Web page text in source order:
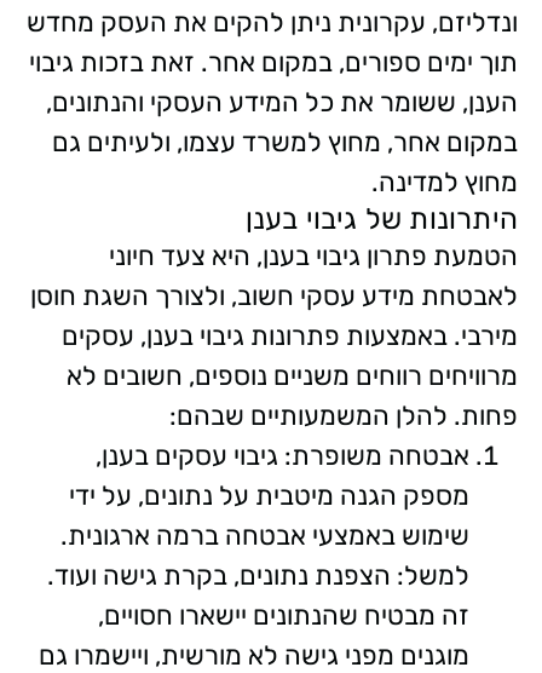
ונדליזם, עקרונית ניתן להקים את העסק מחדש
תוך ימים ספורים, במקום אחר. זאת בזכות גיבוי
הענן, ששומר את כל המידע העסקי והנתונים,
במקום אחר, מחוץ למשרד עצמו, ולעיתים גם
מחוץ למדינה.
היתרונות של גיבוי בענן
הטמעת פתרון גיבוי בענן, היא צעד חיוני
לאבטחת מידע עסקי חשוב, ולצורך השגת חוסן
מירבי. באמצעות פתרונות גיבוי בענן, עסקים
מרוויחים רווחים משניים נוספים, חשובים לא
פחות. להלן המשמעותיים שבהם:
אבטחה משופרת: גיבוי עסקים בענן,
מספק הגנה מיטבית על נתונים, על ידי
שימוש באמצעי אבטחה ברמה ארגונית.
למשל: הצפנת נתונים, בקרת גישה ועוד.
זה מבטיח שהנתונים יישארו חסויים,
מוגנים מפני גישה לא מורשית, ויישמרו גם